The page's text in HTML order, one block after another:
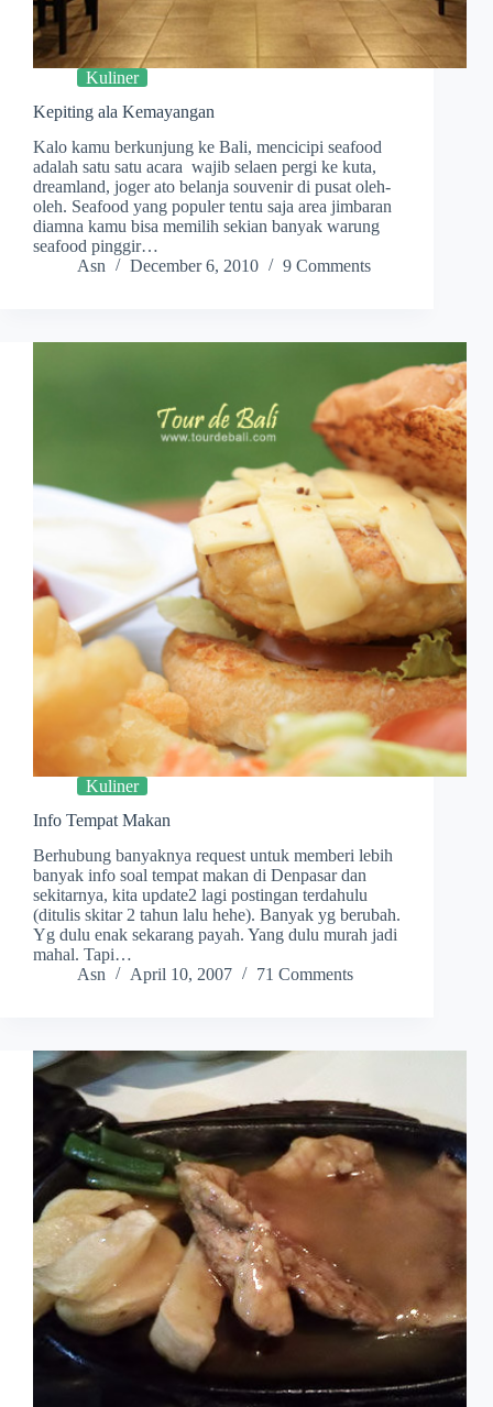
Kuliner
Kepiting ala Kemayangan
Kalo kamu berkunjung ke Bali, mencicipi seafood
adalah satu satu acara wajib selaen pergi ke kuta,
dreamland, joger ato belanja souvenir di pusat oleh-
oleh. Seafood yang populer tentu saja area jimbaran
diamna kamu bisa memilih sekian banyak warung
seafood pinggir…
Asn
December 6, 2010 9 Comments
Kuliner
Info Tempat Makan
Berhubung banyaknya request untuk memberi lebih
banyak info soal tempat makan di Denpasar dan
sekitarnya, kita update2 lagi postingan terdahulu
(ditulis skitar 2 tahun lalu hehe). Banyak yg berubah.
Yg dulu enak sekarang payah. Yang dulu murah jadi
mahal. Tapi…
Asn
April 10, 2007 71 Comments